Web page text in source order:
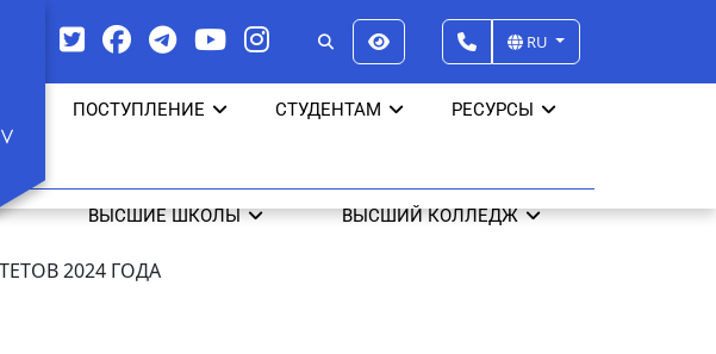
RU
ПОСТУПЛЕНИЕ СТУДЕНТАМ РЕСУРСЫ
ВЫСШИЕ ШКОЛЫ ВЫСШИЙ КОЛЛЕДЖ
2024 ГОДА